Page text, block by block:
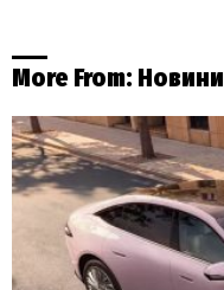
More From: Новини